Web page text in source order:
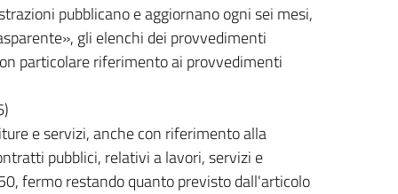
pubblicano e aggiornano ogni sei mesi,
gli elenchi dei provvedimenti
particolare riferimento ai provvedimenti
e servizi, anche con riferimento alla
pubblici, relativi a lavori, servizi e
fermo restando quanto previsto dall'articolo